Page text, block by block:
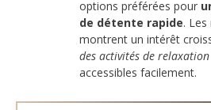
options préférées pour
de détente rapide. Les
montrent un intérêt
des activités de
accessibles facilement.